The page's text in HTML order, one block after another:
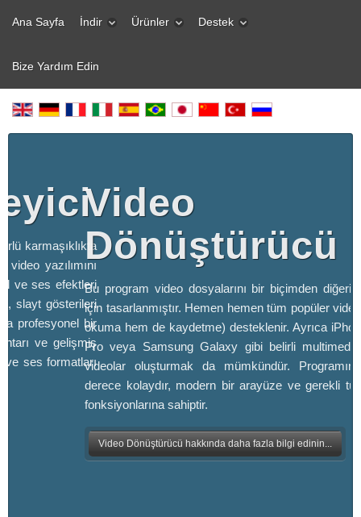
Ana Sayfa İndir Ürünler Destek
Bize Yardım Edin
karmaşıklıkta
yazılımını
ve ses efektleri
slayt gösterileri
profesyonel bir
ve gelişmiş
ve ses formatları
Video
Dönüştürücü
Bu program video dosyalarını bir biçimden
için tasarlanmıştır. Hemen hemen tüm popüler
okuma hem de kaydetme) desteklenir. Ayrıca
Pro veya Samsung Galaxy gibi belirli
videolar oluşturmak da mümkündür. Programın
derece kolaydır, modern bir arayüze ve gerekli
fonksiyonlarına sahiptir.
Video Dönüştürücü hakkında daha fazla bilgi edinin...